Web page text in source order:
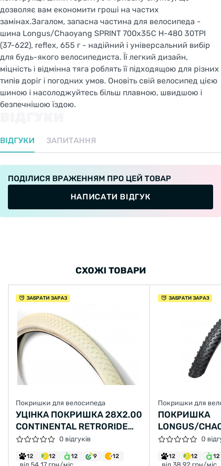
дозволяє вам економити гроші на частих
замінах.Загалом, запасна частина для велосипеда -
шина Longus/Chaoyang SPRINT 700x35C H-480 30TPI
(37-622), reflex, 655 г - надійний і універсальний вибір
для будь-якого велосипедиста. Її легкий дизайн,
міцність і відмінна тяга роблять її підходящою для різних
типів доріг і погодних умов. Оновіть свій велосипед цією
шиною і насолоджуйтесь більш плавною, швидшою і
безпечнішою їздою.
ВІДГУКИ ЗАПИТАННЯ
ПОДІЛИСЯ ВРАЖЕННЯМ ПРО ЦЕЙ ТОВАР
НАПИСАТИ ВІДГУК
СХОЖІ ТОВАРИ
ЗАБРАТИ ЗАРАЗ
Покришки для велосипеда
УЦІНКА ПОКРИШКА 28Х2.00
CONTINENTAL RETRORIDE
КРЕМОВА ЗІ ВІДБИВАЮЧОЮ
СТРІЧКОЮ
0 відгуків
12 12 12 9 12
ЗАБРАТИ ЗАРАЗ
Покришки для
ПОКРИШКА
LONGUS/
27,5X2,20 Н-
PHANTOM
715Г
0
12 12 12